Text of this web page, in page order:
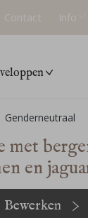
Contact Info
Genderneutraal
met
en
Bewerken